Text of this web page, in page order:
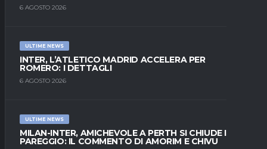
6 AGOSTO 2026
ULTIME NEWS
INTER, L’ATLETICO MADRID ACCELERA PER
ROMERO: I DETTAGLI
6 AGOSTO 2026
ULTIME NEWS
MILAN-INTER, AMICHEVOLE A PERTH SI CHIUDE IN
PAREGGIO: IL COMMENTO DI AMORIM E CHIVU